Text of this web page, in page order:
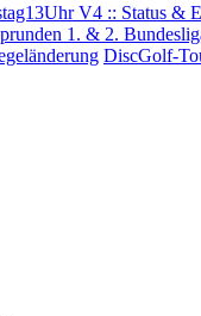
V4 :: Status &
1. & 2.
DiscGolf-